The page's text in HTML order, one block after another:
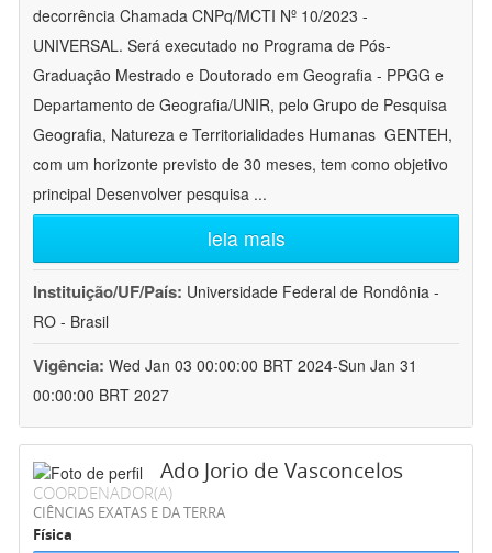
decorrência Chamada CNPq/MCTI Nº 10/2023 -
UNIVERSAL. Será executado no Programa de Pós-
Graduação Mestrado e Doutorado em Geografia - PPGG e
Departamento de Geografia/UNIR, pelo Grupo de Pesquisa
Geografia, Natureza e Territorialidades Humanas  GENTEH,
com um horizonte previsto de 30 meses, tem como objetivo
principal Desenvolver pesquisa ...
leia mais
Instituição/UF/País: Universidade Federal de Rondônia -
RO - Brasil
Vigência: Wed Jan 03 00:00:00 BRT 2024-Sun Jan 31
00:00:00 BRT 2027
Ado Jorio de Vasconcelos
COORDENADOR(A)
CIÊNCIAS EXATAS E DA TERRA
Física